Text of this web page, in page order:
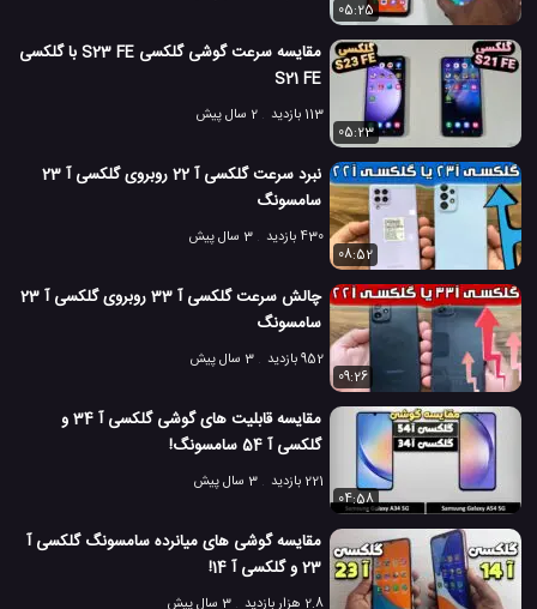
05:25
مقایسه سرعت گوشی گلکسی S23 FE با گلکسی
S21 FE
113 بازدید
2 سال پیش
05:23
نبرد سرعت گلکسی آ 22 روبروی گلکسی آ 23
سامسونگ
430 بازدید
3 سال پیش
08:52
چالش سرعت گلکسی آ 33 روبروی گلکسی آ 23
سامسونگ
952 بازدید
3 سال پیش
09:26
مقایسه قابلیت های گوشی گلکسی آ 34 و
گلکسی آ 54 سامسونگ!
221 بازدید
3 سال پیش
04:58
مقایسه گوشی های میانرده سامسونگ گلکسی آ
23 و گلکسی آ 14!
2.8 هزار بازدید 3 سال پیش